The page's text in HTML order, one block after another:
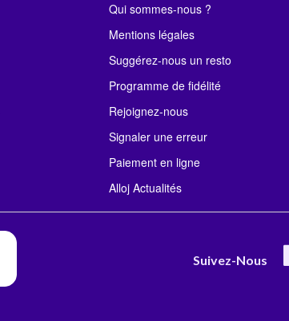
Qui sommes-nous ?
Mentions légales
Suggérez-nous un resto
Programme de fidélité
Rejoignez-nous
Signaler une erreur
Paiement en ligne
Alloj Actualités
Suivez-Nous